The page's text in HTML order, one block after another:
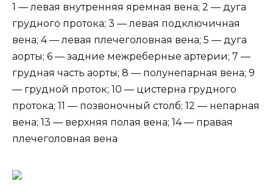
1 — левая внутренняя яремная вена; 2 — дуга
грудного протока; 3 — левая подключичная
вена; 4 — левая плечеголовная вена; 5 — дуга
аорты; 6 — задние межреберные артерии; 7 —
грудная часть аорты; 8 — полунепарная вена; 9
— грудной проток; 10 — цистерна грудного
протока; 11 — позвоночный столб; 12 — непарная
вена; 13 — верхняя полая вена; 14 — правая
плечеголовная вена